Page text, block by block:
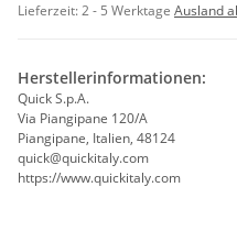
Lieferzeit:2 - 5 Werktage Ausland
Herstellerinformationen:
Quick S.p.A.
Via Piangipane 120/A
Piangipane, Italien, 48124
quick@quickitaly.com
https://www.quickitaly.com